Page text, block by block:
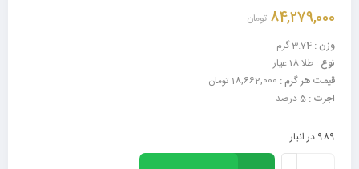
84,279,000 تومان
وزن :
نوع : طلا 18 عیار
قیمت هر گرم :
اجرت :
989 در انبار